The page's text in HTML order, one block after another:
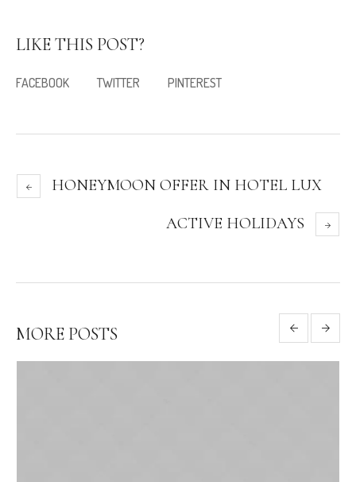
LIKE THIS POST?
FACEBOOK TWITTER PINTEREST
HONEYMOON OFFER IN HOTEL LUX
ACTIVE HOLIDAYS
MORE POSTS